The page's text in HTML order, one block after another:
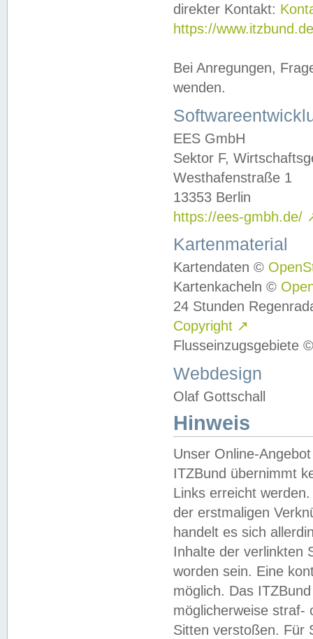
direkter Kontakt:
https://
Bei Anregungen,
wenden.
EES GmbH
Sektor F,
Westhafenstraße 1
13353 Berlin
https://ees-gmbh.de/
Kartenmaterial
Kartendaten ©
Kartenkacheln ©
24 Stunden
Copyright ↗
Flusseinzugsgebiete
Webdesign
Olaf Gottschall
Hinweis
Unser Online-
ITZBund übernimmt
Links erreicht
der erstmaligen
handelt es sich
Inhalte der verlinkten
worden sein. Eine
möglich. Das
möglicherweise straf-
Sitten verstoßen. Für